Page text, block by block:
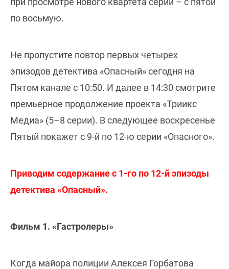
по восьмую.
Не пропустите повтор первых четырех
эпизодов детектива «Опасный» сегодня на
Пятом канале с 10:50. И далее в 14:30 смотрите
премьерное продолжение проекта «Триикс
Медиа» (5–8 серии). В следующее воскресенье
Пятый покажет с 9-й по 12-ю серии «Опасного».
Приводим содержание с 1-го по 12-й эпизоды
детектива «Опасный».
Фильм 1. «Гастролеры»
Когда майора полиции Алексея Горбатова